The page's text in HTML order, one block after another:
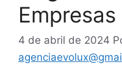
Empresas
4 de abril de 2024